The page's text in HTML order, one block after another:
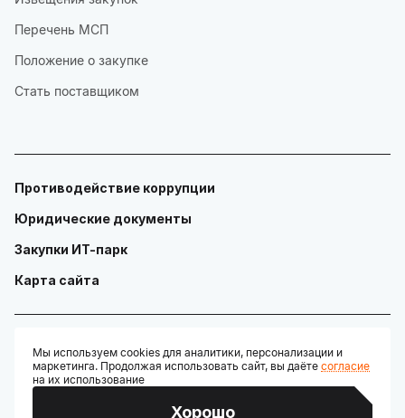
Перечень МСП
Положение о закупке
Стать поставщиком
Противодействие коррупции
Юридические документы
Закупки ИТ-парк
Карта сайта
© ГАУ "Технопарк в сфере высоких технологий «ИТ-парк»"
Разработано:
Мы используем cookies для аналитики, персонализации и
маркетинга. Продолжая использовать сайт, вы даёте согласие
на их использование
Хорошо